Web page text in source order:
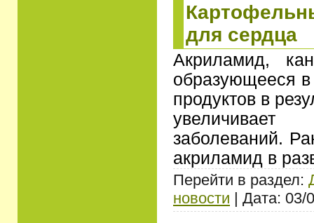
для сердца
Акриламид,
образующееся
продуктов в
заболеваний.
акриламид в
Перейти в раздел:
новости | Дата: 03/